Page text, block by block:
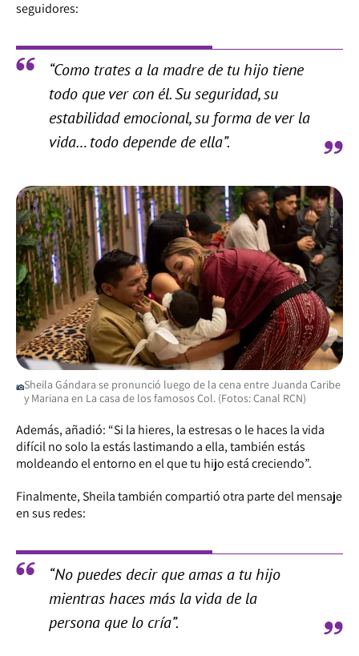
seguidores:
“Como trates a la madre de tu hijo tiene
todo que ver con él. Su seguridad, su
estabilidad emocional, su forma de ver la
vida… todo depende de ella”.
Sheila Gándara se pronunció luego de la cena entre Juanda Caribe
y Mariana en La casa de los famosos Col. (Fotos: Canal RCN)
Además, añadió: “Si la hieres, la estresas o le haces la vida
difícil no solo la estás lastimando a ella, también estás
moldeando el entorno en el que tu hijo está creciendo”.
Finalmente, Sheila también compartió otra parte del mensaje
en sus redes:
“No puedes decir que amas a tu hijo
mientras haces más la vida de la
persona que lo cría”.